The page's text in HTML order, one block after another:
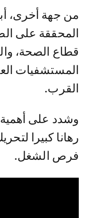
من جهة أخرى،
المحققة على
قطاع الصحة،
المستشفيات
القرب.
وشدد على أهمية
رهانا كبيرا
فرص الشغل.